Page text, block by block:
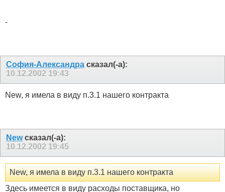
-
София-Александра сказал(-а):
10.12.2002 19:43
New, я имела в виду п.3.1 нашего контракта
Newсказал(-а):
10.12.2002 19:45
New, я имела в виду п.3.1 нашего контракта
Здесь имеется в виду расходы поставщика, но